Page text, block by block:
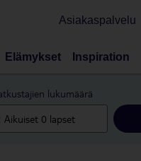
Asiakaspalvelu
Elämykset Inspiration
lukumäärä